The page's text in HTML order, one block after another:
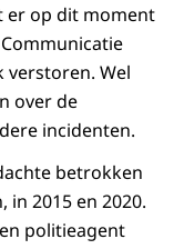
er op dit moment
verstoren. Wel
over de
incidenten.
betrokken
2015 en 2020.
politieagent